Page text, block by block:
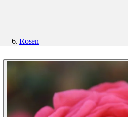
Rosen